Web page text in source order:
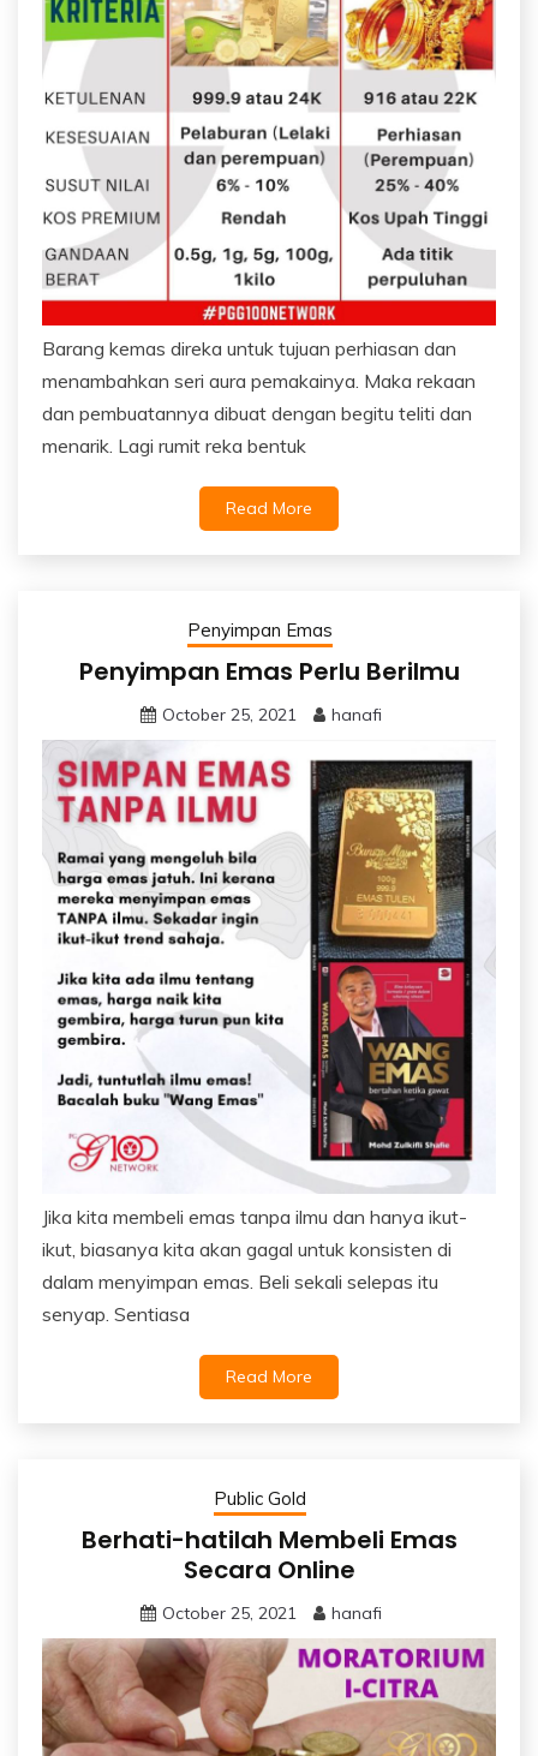
Barang kemas direka untuk tujuan perhiasan dan
menambahkan seri aura pemakainya. Maka rekaan
dan pembuatannya dibuat dengan begitu teliti dan
menarik. Lagi rumit reka bentuk
Read More
Penyimpan Emas
Penyimpan Emas Perlu Berilmu
October 25, 2021 hanafi
Jika kita membeli emas tanpa ilmu dan hanya ikut-
ikut, biasanya kita akan gagal untuk konsisten di
dalam menyimpan emas. Beli sekali selepas itu
senyap. Sentiasa
Read More
Public Gold
Berhati-hatilah Membeli Emas
Secara Online
October 25, 2021 hanafi